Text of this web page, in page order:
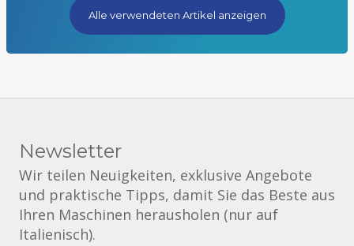
Alle verwendeten Artikel anzeigen
Newsletter
Wir teilen Neuigkeiten, exklusive Angebote
und praktische Tipps, damit Sie das Beste aus
Ihren Maschinen herausholen (nur auf
Italienisch).